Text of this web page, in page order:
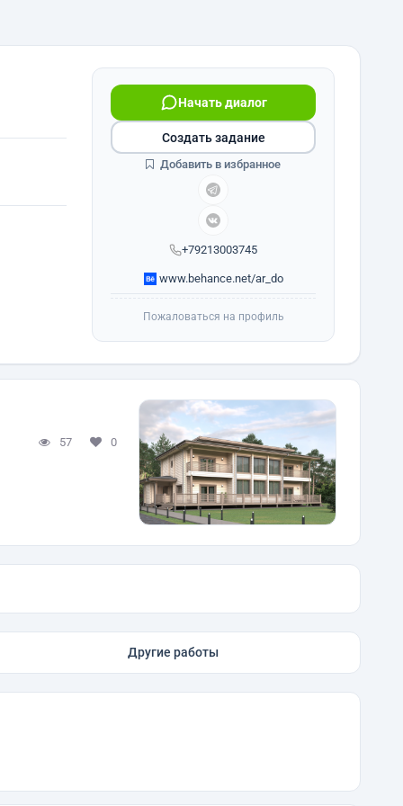
+79213003745
Начать диалог
www.behance.net/ar_do
Создать задание
Добавить в избранное
Пожаловаться на профиль
57 0
Другие работы